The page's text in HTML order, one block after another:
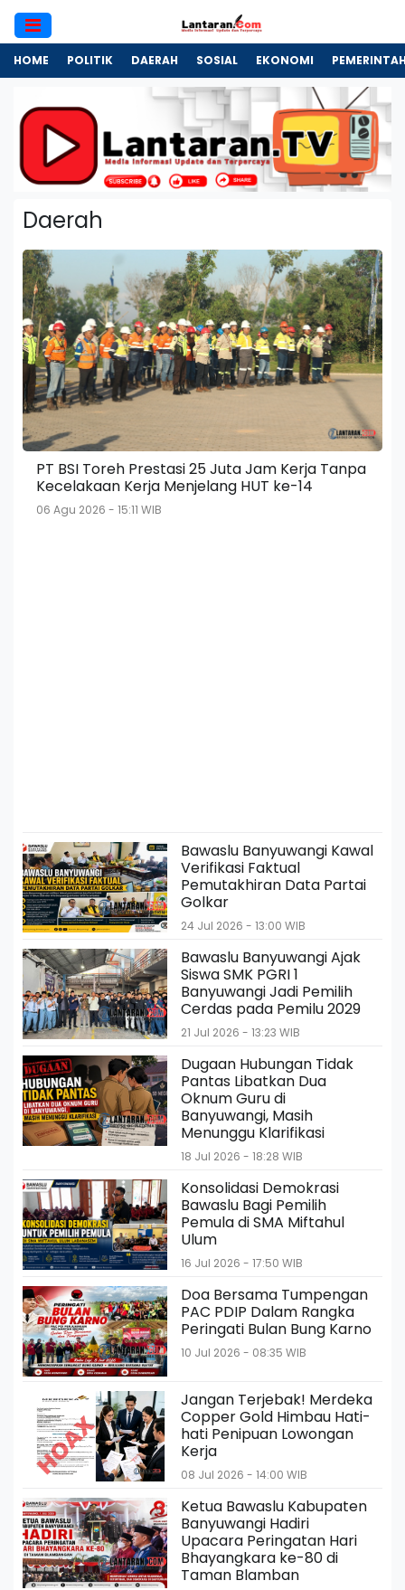
HOME POLITIK DAERAH SOSIAL EKONOMI
Daerah
PT BSI Toreh Prestasi 25 Juta Jam Kerja Tanpa
Kecelakaan Kerja Menjelang HUT ke-14
06 Agu 2026 - 15:11 WIB
Bawaslu Banyuwangi Kawal
Verifikasi Faktual
Pemutakhiran Data Partai
Golkar
24 Jul 2026 - 13:00 WIB
Bawaslu Banyuwangi Ajak
Siswa SMK PGRI 1
Banyuwangi Jadi Pemilih
Cerdas pada Pemilu 2029
21 Jul 2026 - 13:23 WIB
Dugaan Hubungan Tidak
Pantas Libatkan Dua
Oknum Guru di
Banyuwangi, Masih
Menunggu Klarifikasi
18 Jul 2026 - 18:28 WIB
Konsolidasi Demokrasi
Bawaslu Bagi Pemilih
Pemula di SMA Miftahul
Ulum
16 Jul 2026 - 17:50 WIB
Doa Bersama Tumpengan
PAC PDIP Dalam Rangka
Peringati Bulan Bung Karno
10 Jul 2026 - 08:35 WIB
Jangan Terjebak! Merdeka
Copper Gold Himbau Hati-
hati Penipuan Lowongan
Kerja
08 Jul 2026 - 14:00 WIB
Ketua Bawaslu Kabupaten
Banyuwangi Hadiri
Upacara Peringatan Hari
Bhayangkara ke-80 di
Taman Blamban